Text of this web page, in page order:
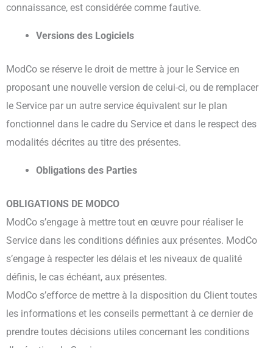
connaissance, est considérée comme fautive.
Versions des Logiciels
ModCo se réserve le droit de mettre à jour le Service en
proposant une nouvelle version de celui-ci, ou de remplacer
le Service par un autre service équivalent sur le plan
fonctionnel dans le cadre du Service et dans le respect des
modalités décrites au titre des présentes.
Obligations des Parties
OBLIGATIONS DE MODCO
ModCo s’engage à mettre tout en œuvre pour réaliser le
Service dans les conditions définies aux présentes. ModCo
s’engage à respecter les délais et les niveaux de qualité
définis, le cas échéant, aux présentes.
ModCo s’efforce de mettre à la disposition du Client toutes
les informations et les conseils permettant à ce dernier de
prendre toutes décisions utiles concernant les conditions